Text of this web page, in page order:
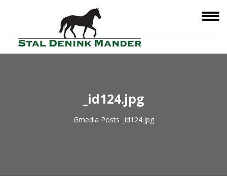
_id124.jpg
Gmedia Posts _id124.jpg